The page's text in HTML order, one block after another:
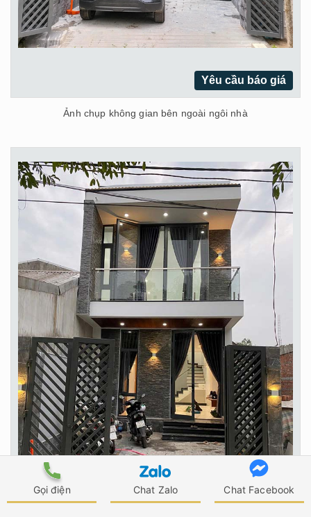
Gọi điện Chat Zalo Chat Facebook
Yêu cầu báo giá
Ảnh chụp không gian bên ngoài ngôi nhà